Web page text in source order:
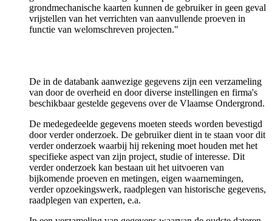
grondmechanische kaarten kunnen de gebruiker in geen geval
vrijstellen van het verrichten van aanvullende proeven in
functie van welomschreven projecten."
De in de databank aanwezige gegevens zijn een verzameling
van door de overheid en door diverse instellingen en firma's
beschikbaar gestelde gegevens over de Vlaamse Ondergrond.
De medegedeelde gegevens moeten steeds worden bevestigd
door verder onderzoek. De gebruiker dient in te staan voor dit
verder onderzoek waarbij hij rekening moet houden met het
specifieke aspect van zijn project, studie of interesse. Dit
verder onderzoek kan bestaan uit het uitvoeren van
bijkomende proeven en metingen, eigen waarnemingen,
verder opzoekingswerk, raadplegen van historische gegevens,
raadplegen van experten, e.a.